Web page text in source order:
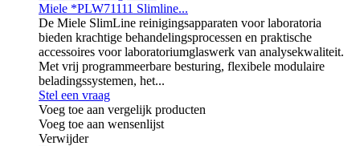
Miele *PLW71111 Slimline...
De Miele SlimLine reinigingsapparaten voor laboratoria
bieden krachtige behandelingsprocessen en praktische
accessoires voor laboratoriumglaswerk van analysekwaliteit.
Met vrij programmeerbare besturing, flexibele modulaire
beladingssystemen, het...
Stel een vraag
Voeg toe aan vergelijk producten
Voeg toe aan wensenlijst
Verwijder